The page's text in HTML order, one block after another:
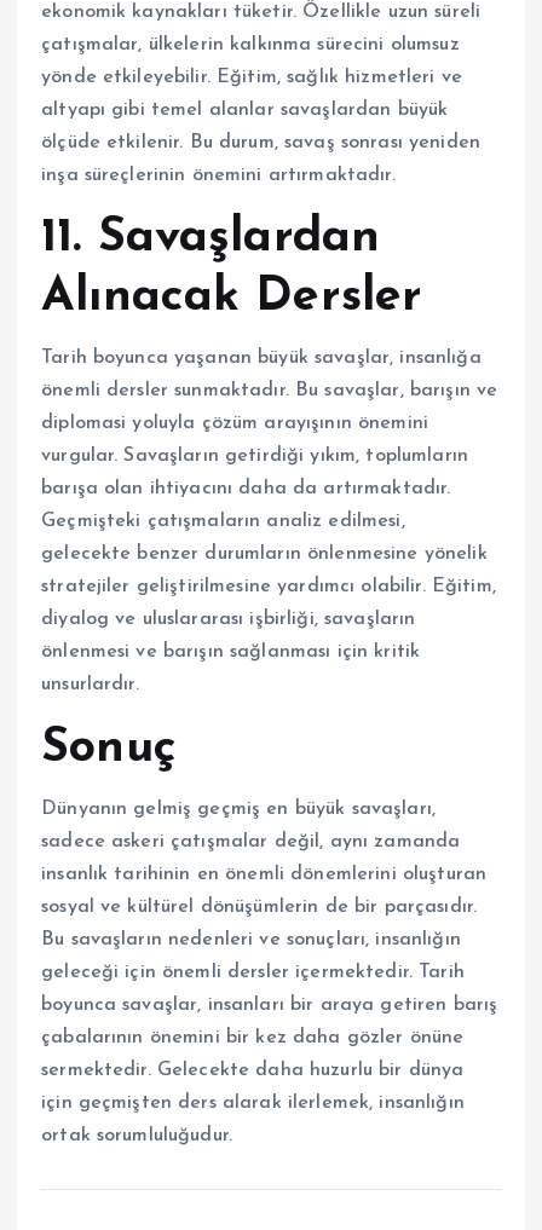
ekonomik kaynakları tüketir. Özellikle uzun süreli
çatışmalar, ülkelerin kalkınma sürecini olumsuz
yönde etkileyebilir. Eğitim, sağlık hizmetleri ve
altyapı gibi temel alanlar savaşlardan büyük
ölçüde etkilenir. Bu durum, savaş sonrası yeniden
inşa süreçlerinin önemini artırmaktadır.
11. Savaşlardan
Alınacak Dersler
Tarih boyunca yaşanan büyük savaşlar, insanlığa
önemli dersler sunmaktadır. Bu savaşlar, barışın ve
diplomasi yoluyla çözüm arayışının önemini
vurgular. Savaşların getirdiği yıkım, toplumların
barışa olan ihtiyacını daha da artırmaktadır.
Geçmişteki çatışmaların analiz edilmesi,
gelecekte benzer durumların önlenmesine yönelik
stratejiler geliştirilmesine yardımcı olabilir. Eğitim,
diyalog ve uluslararası işbirliği, savaşların
önlenmesi ve barışın sağlanması için kritik
unsurlardır.
Sonuç
Dünyanın gelmiş geçmiş en büyük savaşları,
sadece askeri çatışmalar değil, aynı zamanda
insanlık tarihinin en önemli dönemlerini oluşturan
sosyal ve kültürel dönüşümlerin de bir parçasıdır.
Bu savaşların nedenleri ve sonuçları, insanlığın
geleceği için önemli dersler içermektedir. Tarih
boyunca savaşlar, insanları bir araya getiren barış
çabalarının önemini bir kez daha gözler önüne
sermektedir. Gelecekte daha huzurlu bir dünya
için geçmişten ders alarak ilerlemek, insanlığın
ortak sorumluluğudur.